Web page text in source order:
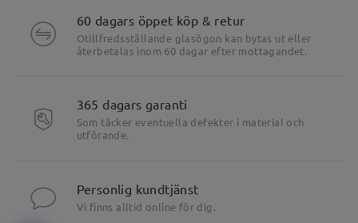
60 dagars öppet köp & retur
Otillfredsställande glasögon kan bytas ut eller
återbetalas inom 60 dagar efter mottagandet.
365 dagars garanti
Som täcker eventuella defekter i material och
utförande.
Personlig kundtjänst
Vi finns alltid online för dig.